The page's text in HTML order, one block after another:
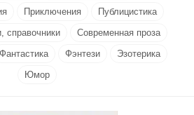
Приключения
Публицистика
справочники
Современная проза
Фантастика Фэнтези
Эзотерика
Юмор